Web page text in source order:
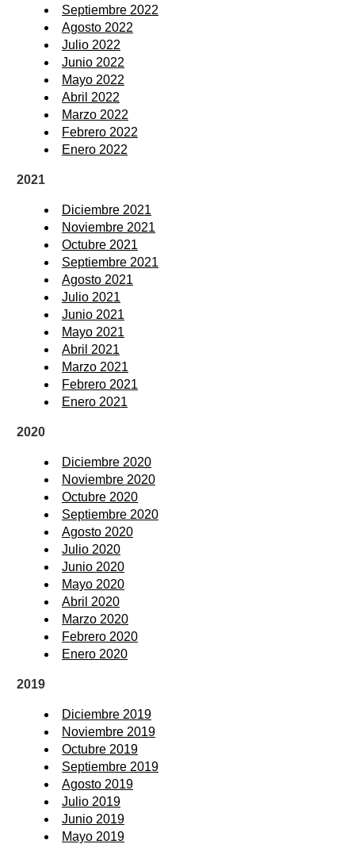
Septiembre 2022
Agosto 2022
Julio 2022
Junio 2022
Mayo 2022
Abril 2022
Marzo 2022
Febrero 2022
Enero 2022
2021
Diciembre 2021
Noviembre 2021
Octubre 2021
Septiembre 2021
Agosto 2021
Julio 2021
Junio 2021
Mayo 2021
Abril 2021
Marzo 2021
Febrero 2021
Enero 2021
2020
Diciembre 2020
Noviembre 2020
Octubre 2020
Septiembre 2020
Agosto 2020
Julio 2020
Junio 2020
Mayo 2020
Abril 2020
Marzo 2020
Febrero 2020
Enero 2020
2019
Diciembre 2019
Noviembre 2019
Octubre 2019
Septiembre 2019
Agosto 2019
Julio 2019
Junio 2019
Mayo 2019